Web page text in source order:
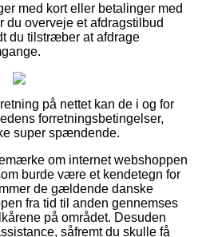
med kort eller betalinger med
du overveje et afdragstilbud
du tilstræber at afdrage
på nettet kan de i og for
forretningsbetingelser,
super spændende.
om internet webshoppen
burde være et kendetegn for
de gældende danske
fra tid til anden gennemses
på området. Desuden
såfremt du skulle få